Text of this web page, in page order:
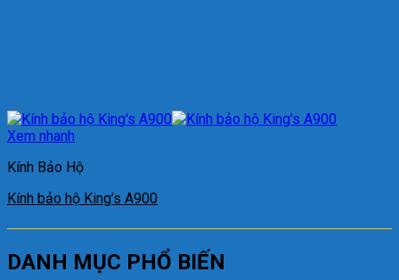
Xem nhanh
Kính Bảo Hộ
Kính bảo hộ King’s A900
DANH MỤC PHỔ BIẾN